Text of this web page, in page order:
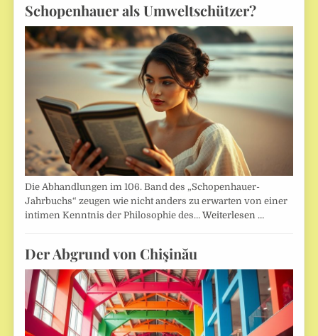
Schopenhauer als Umweltschützer?
Die Abhandlungen im 106. Band des „Schopenhauer-
Jahrbuchs“ zeugen wie nicht anders zu erwarten von einer
intimen Kenntnis der Philosophie des…Weiterlesen …
Der Abgrund von Chişinău